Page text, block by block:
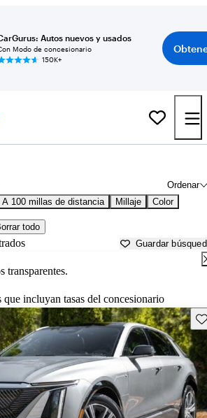
Autos nuevos y usados
Modo de concesionario
150K+
Ordenar
A 100 millas de distancia Millaje Color
todo
Guardar
transparentes.
incluyan tasas del concesionario